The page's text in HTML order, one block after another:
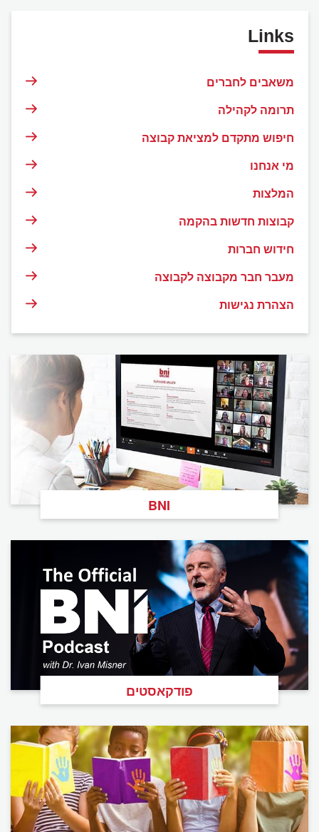
Links
משאבים לחברים
תרומה לקהילה
חיפוש מתקדם למציאת קבוצה
מי אנחנו
המלצות
קבוצות חדשות בהקמה
חידוש חברות
מעבר חבר מקבוצה לקבוצה
הצהרת נגישות
BNI
פודקאסטים